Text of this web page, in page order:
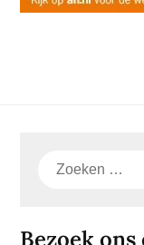
Zoeken
Bezoek ons